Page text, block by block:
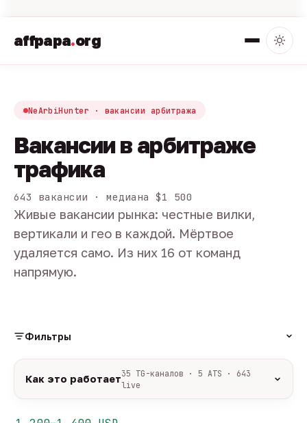
affpapa.org
NeArbiHunter · вакансии арбитража
Вакансии в арбитраже
трафика
643 вакансии · медиана $1 500
Живые вакансии рынка: честные вилки,
вертикали и гео в каждой. Мёртвое
удаляется само. Из них 16 от команд
напрямую.
Фильтры
Как это работает35 TG-каналов · 5 ATS · 643
live
ArbiHunter, Партнёркин и ATS-площадки